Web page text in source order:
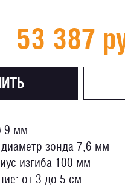
53 387
9 мм
зонда 7,6 мм
изгиба 100 мм
от 3 до 5 см